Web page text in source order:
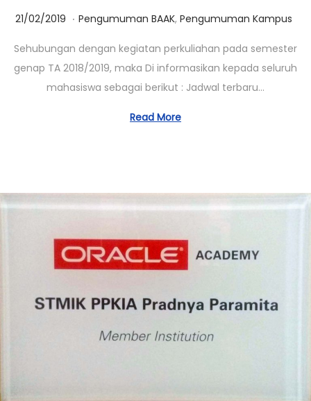
Posted on
21/02/2019 0
/
0
3
3
. Posted in
Pengumuman BAAK, Pengumuman Kampus
Sehubungan dengan kegiatan perkuliahan pada semester
genap TA 2018/2019, maka Di informasikan kepada seluruh
mahasiswa sebagai berikut : Jadwal terbaru…
Read More